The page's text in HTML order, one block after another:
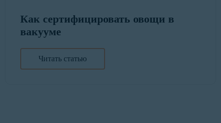
Как сертифицировать овощи в
вакууме
Читать статью